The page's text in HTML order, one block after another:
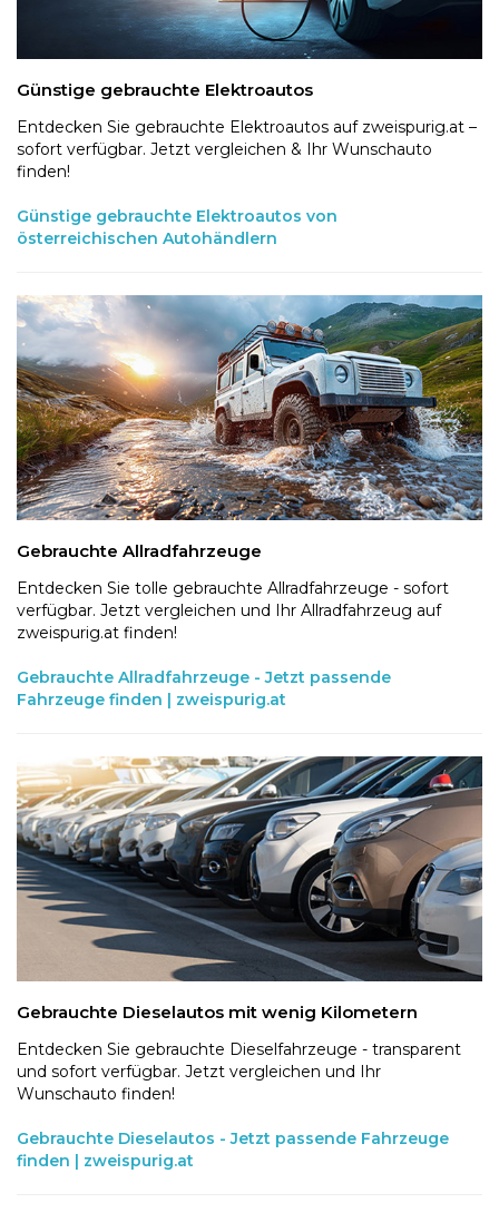
Günstige gebrauchte Elektroautos
Entdecken Sie gebrauchte Elektroautos auf zweispurig.at –
sofort verfügbar. Jetzt vergleichen & Ihr Wunschauto
finden!
Günstige gebrauchte Elektroautos von
österreichischen Autohändlern
Gebrauchte Allradfahrzeuge
Entdecken Sie tolle gebrauchte Allradfahrzeuge - sofort
verfügbar. Jetzt vergleichen und Ihr Allradfahrzeug auf
zweispurig.at finden!
Gebrauchte Allradfahrzeuge - Jetzt passende
Fahrzeuge finden | zweispurig.at
Gebrauchte Dieselautos mit wenig Kilometern
Entdecken Sie gebrauchte Dieselfahrzeuge - transparent
und sofort verfügbar. Jetzt vergleichen und Ihr
Wunschauto finden!
Gebrauchte Dieselautos - Jetzt passende Fahrzeuge
finden | zweispurig.at